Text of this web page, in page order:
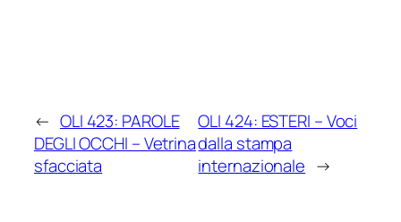
← OLI 423: PAROLE
DEGLI OCCHI – Vetrina
sfacciata
OLI 424: ESTERI – Voci
dalla stampa
internazionale →